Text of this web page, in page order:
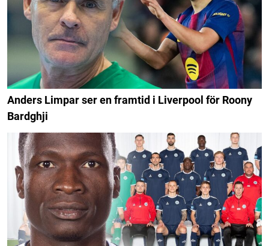
Anders Limpar ser en framtid i Liverpool för Roony
Bardghji